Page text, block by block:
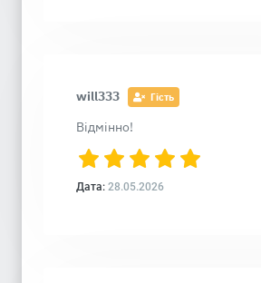
will333 Гість
Відмінно!
Дата: 28.05.2026